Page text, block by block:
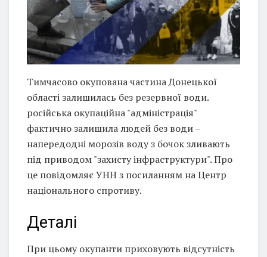
Тимчасово окупована частина Донецької
області залишилась без резервної води.
російська окупаційна "адміністрація"
фактично залишила людей без води –
напередодні морозів воду з бочок зливають
під приводом "захисту інфраструктури". Про
це повідомляє УНН з посиланням на Центр
національного спротиву.
Деталі
При цьому окупанти приховують відсутність